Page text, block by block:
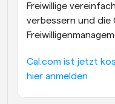
Freiwillige
verbessern und die
Cal.com ist jetzt
hier anmelden